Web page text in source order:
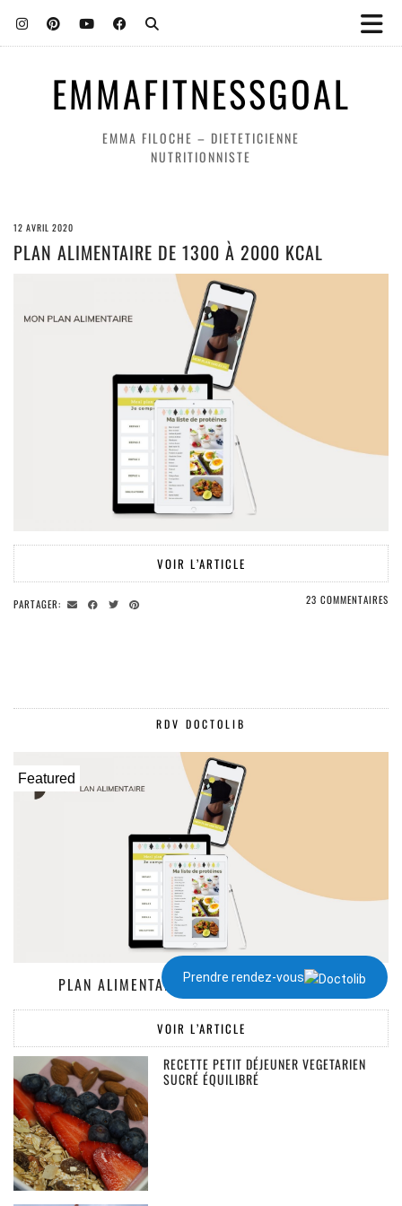
EMMAFITNESSGOAL
EMMA FILOCHE – DIETETICIENNE
NUTRITIONNISTE
12 AVRIL 2020
PLAN ALIMENTAIRE DE 1300 À 2000 KCAL
VOIR L’ARTICLE
PARTAGER: 23 COMMENTAIRES
RDV DOCTOLIB
Prendre rendez-vous
Featured
PLAN ALIMENTAIRE DE 1300 À 2000 KCAL
VOIR L’ARTICLE
RECETTE PETIT DÉJEUNER VEGETARIEN
SUCRÉ ÉQUILIBRÉ